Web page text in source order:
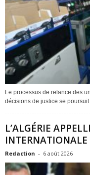
Le processus de relance des
décisions de justice se
L’ALGÉRIE
Redaction - 6 août 2026